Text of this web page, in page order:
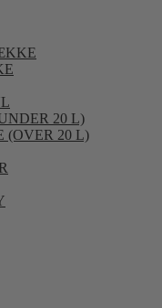
20 L)
(OVER 20 L)